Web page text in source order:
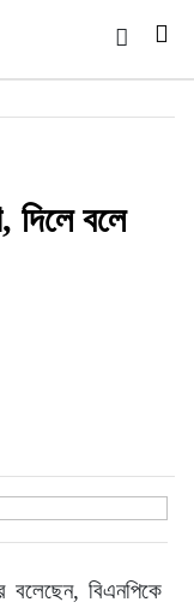
দিলে বলে
বলেছেন, বিএনপিকে